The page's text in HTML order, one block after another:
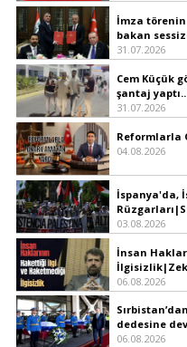
İmza
bakan
31.07.2026
Cem Küçük
şantaj yaptı..
31.07.2026
Reformlarla
04.08.2026
İspanya'da,
03.08.2026
İnsan
06.08.2026
dedesine
06.08.2026